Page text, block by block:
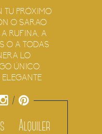
TU PRÓXIMO
O SARAO
RUFINA, A
O A TODAS
LO
ÚNICO,
Alquiler